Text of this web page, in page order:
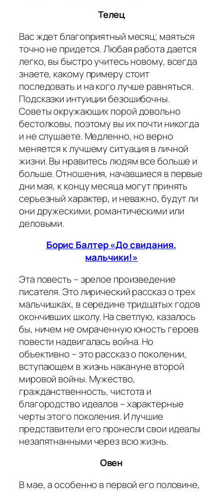
Телец
Вас ждет благоприятный месяц; маяться
точно не придется. Любая работа дается
легко, вы быстро учитесь новому, всегда
знаете, какому примеру стоит
последовать и на кого лучше равняться.
Подсказки интуиции безошибочны.
Советы окружающих порой довольно
бестолковы, поэтому вы их почти никогда
и не слушаете. Медленно, но верно
меняется к лучшему ситуация в личной
жизни. Вы нравитесь людям все больше и
больше. Отношения, начавшиеся в первые
дни мая, к концу месяца могут принять
серьезный характер, и неважно, будут ли
они дружескими, романтическими или
деловыми.
Борис Балтер «До свидания,
мальчики!»
Эта повесть – зрелое произведение
писателя. Это лирический рассказ о трех
мальчишках, в середине тридцатых годов
окончивших школу. На светлую, казалось
бы, ничем не омраченную юность героев
повести надвигалась война. Но
объективно – это рассказ о поколении,
вступающем в жизнь накануне второй
мировой войны. Мужество,
гражданственность, чистота и
благородство идеалов – характерные
черты этого поколения. И лучшие
представители его пронесли свои идеалы
незапятнанными через всю жизнь.
Овен
В мае, а особенно в первой его половине,